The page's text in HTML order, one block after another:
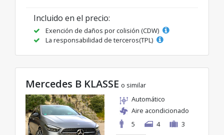
Incluido en el precio:
Exención de daños por colisión (CDW)
La responsabilidad de terceros(TPL)
Mercedes B KLASSE o similar
Automático
Aire acondicionado
5
4 3